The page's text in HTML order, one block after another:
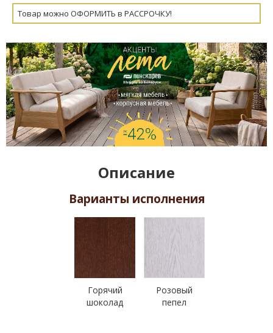
Товар можно ОФОРМИТЬ в РАССРОЧКУ!
Описание
Варианты исполнения
Горячий
шоколад
Розовый
пепел